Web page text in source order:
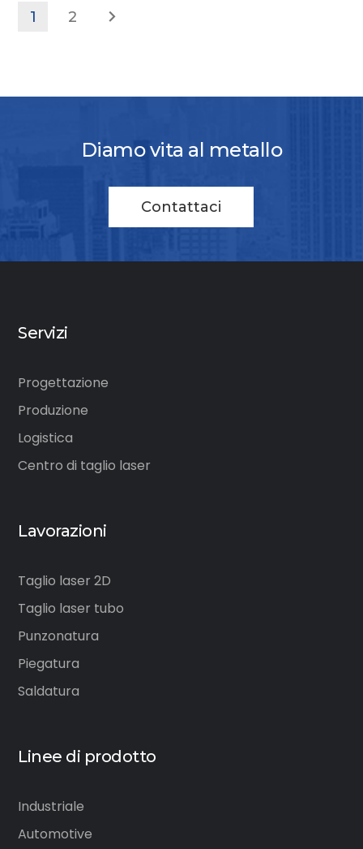
1 2
Diamo vita al metallo
Contattaci
Servizi
Progettazione
Produzione
Logistica
Centro di taglio laser
Lavorazioni
Taglio laser 2D
Taglio laser tubo
Punzonatura
Piegatura
Saldatura
Linee di prodotto
Industriale
Automotive